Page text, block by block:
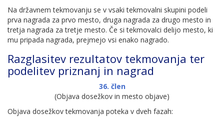
Na državnem tekmovanju se v vsaki tekmovalni skupini podeli
prva nagrada za prvo mesto, druga nagrada za drugo mesto in
tretja nagrada za tretje mesto. Če si tekmovalci delijo mesto, ki
mu pripada nagrada, prejmejo vsi enako nagrado.
Razglasitev rezultatov tekmovanja ter
podelitev priznanj in nagrad
36. člen
(Objava dosežkov in mesto objave)
Objava dosežkov tekmovanja poteka v dveh fazah: